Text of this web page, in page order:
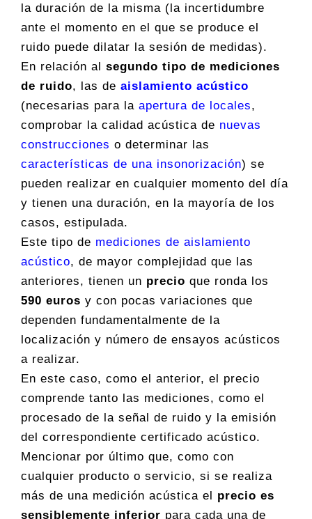
la duración de la misma (la incertidumbre
ante el momento en el que se produce el
ruido puede dilatar la sesión de medidas).
En relación al segundo tipo de mediciones
de ruido, las de aislamiento acústico
(necesarias para la apertura de locales,
comprobar la calidad acústica de nuevas
construcciones o determinar las
características de una insonorización) se
pueden realizar en cualquier momento del día
y tienen una duración, en la mayoría de los
casos, estipulada.
Este tipo de mediciones de aislamiento
acústico, de mayor complejidad que las
anteriores, tienen un precio que ronda los
590 euros y con pocas variaciones que
dependen fundamentalmente de la
localización y número de ensayos acústicos
a realizar.
En este caso, como el anterior, el precio
comprende tanto las mediciones, como el
procesado de la señal de ruido y la emisión
del correspondiente certificado acústico.
Mencionar por último que, como con
cualquier producto o servicio, si se realiza
más de una medición acústica el precio es
sensiblemente inferior para cada una de